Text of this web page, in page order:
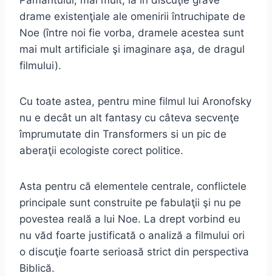
drame existenţiale ale omenirii întruchipate de
Noe (între noi fie vorba, dramele acestea sunt
mai mult artificiale şi imaginare aşa, de dragul
filmului).
Cu toate astea, pentru mine filmul lui Aronofsky
nu e decât un alt fantasy cu câteva secvenţe
împrumutate din Transformers si un pic de
aberaţii ecologiste corect politice.
Asta pentru că elementele centrale, conflictele
principale sunt construite pe fabulaţii şi nu pe
povestea reală a lui Noe. La drept vorbind eu
nu văd foarte justificată o analiză a filmului ori
o discuţie foarte serioasă strict din perspectiva
Biblică.